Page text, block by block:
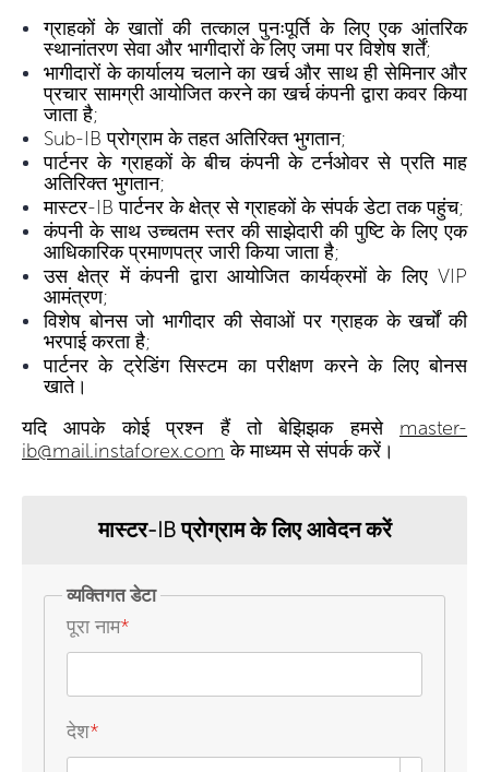
ग्राहकों के खातों की तत्काल पुनःपूर्ति के लिए एक आंतरिक
स्थानांतरण सेवा और भागीदारों के लिए जमा पर विशेष शर्तें;
भागीदारों के कार्यालय चलाने का खर्च और साथ ही सेमिनार और
प्रचार सामग्री आयोजित करने का खर्च कंपनी द्वारा कवर किया
जाता है;
Sub-IB प्रोग्राम के तहत अतिरिक्त भुगतान;
पार्टनर के ग्राहकों के बीच कंपनी के टर्नओवर से प्रति माह
अतिरिक्त भुगतान;
मास्टर-IB पार्टनर के क्षेत्र से ग्राहकों के संपर्क डेटा तक पहुंच;
कंपनी के साथ उच्चतम स्तर की साझेदारी की पुष्टि के लिए एक
आधिकारिक प्रमाणपत्र जारी किया जाता है;
उस क्षेत्र में कंपनी द्वारा आयोजित कार्यक्रमों के लिए VIP
आमंत्रण;
विशेष बोनस जो भागीदार की सेवाओं पर ग्राहक के खर्चों की
भरपाई करता है;
पार्टनर के ट्रेडिंग सिस्टम का परीक्षण करने के लिए बोनस
खाते।
यदि आपके कोई प्रश्न हैं तो बेझिझक हमसे master-
ib@mail.instaforex.com के माध्यम से संपर्क करें।
मास्टर-IB प्रोग्राम के लिए आवेदन करें
व्यक्तिगत डेटा
पूरा नाम*
देश*